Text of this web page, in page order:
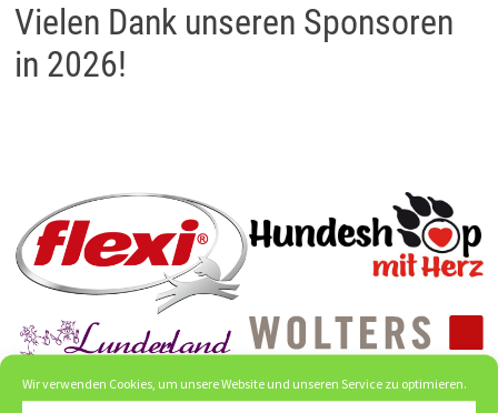
Wir verwenden Cookies, um unsere Website und unseren Service zu optimieren.
Vielen Dank unseren Sponsoren
in 2026!